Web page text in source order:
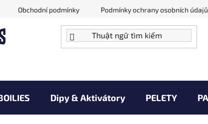
Obchodní podmínky Podmínky ochrany osobních údajů
Dipy & Aktivátory PELETY